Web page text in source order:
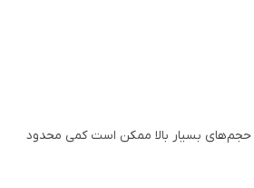
۱.۵ لیتر برای حجم‌های بسیار بالا ممکن است کمی محدود